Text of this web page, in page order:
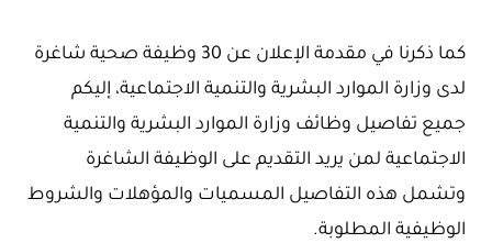
كما ذكرنا في مقدمة الإعلان عن 30 وظيفة صحية شاغرة
لدى وزارة الموارد البشرية والتنمية الاجتماعية، إليكم
جميع تفاصيل وظائف وزارة الموارد البشرية والتنمية
الاجتماعية لمن يريد التقديم على الوظيفة الشاغرة
وتشمل هذه التفاصيل المسميات والمؤهلات والشروط
الوظيفية المطلوبة.